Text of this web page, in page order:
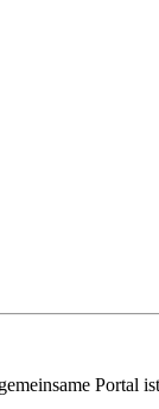
Portal